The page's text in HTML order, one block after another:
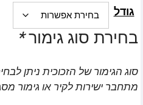
גודל
בחירת סוג גימור*
סוג הגימור של הזכוכית ניתן
מתחבר ישירות לקיר או גימור